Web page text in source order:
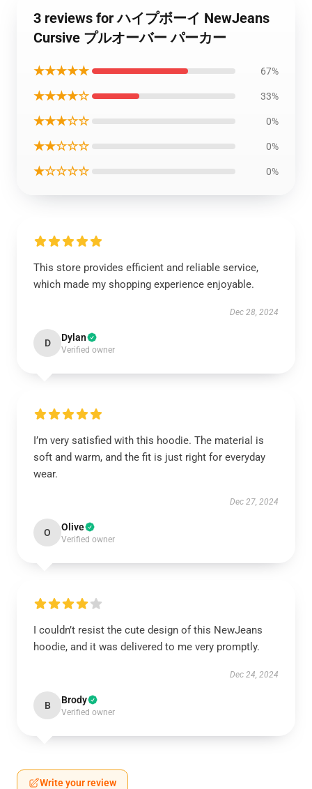
3 reviews for ハイプボーイ NewJeans
Cursive プルオーバー パーカー
★★★★★ 67%
★★★★☆ 33%
★★★☆☆ 0%
★★☆☆☆ 0%
★☆☆☆☆ 0%
This store provides efficient and reliable service,
which made my shopping experience enjoyable.
Dec 28, 2024
D Dylan
Verified owner
I’m very satisfied with this hoodie. The material is
soft and warm, and the fit is just right for everyday
wear.
Dec 27, 2024
O Olive
Verified owner
I couldn’t resist the cute design of this NewJeans
hoodie, and it was delivered to me very promptly.
Dec 24, 2024
B Brody
Verified owner
Write your review